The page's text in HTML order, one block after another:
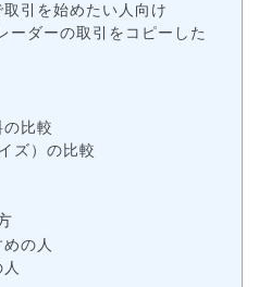
引を始めたい人向け
ーダーの取引をコピーした
比較
ズ）の比較
の人